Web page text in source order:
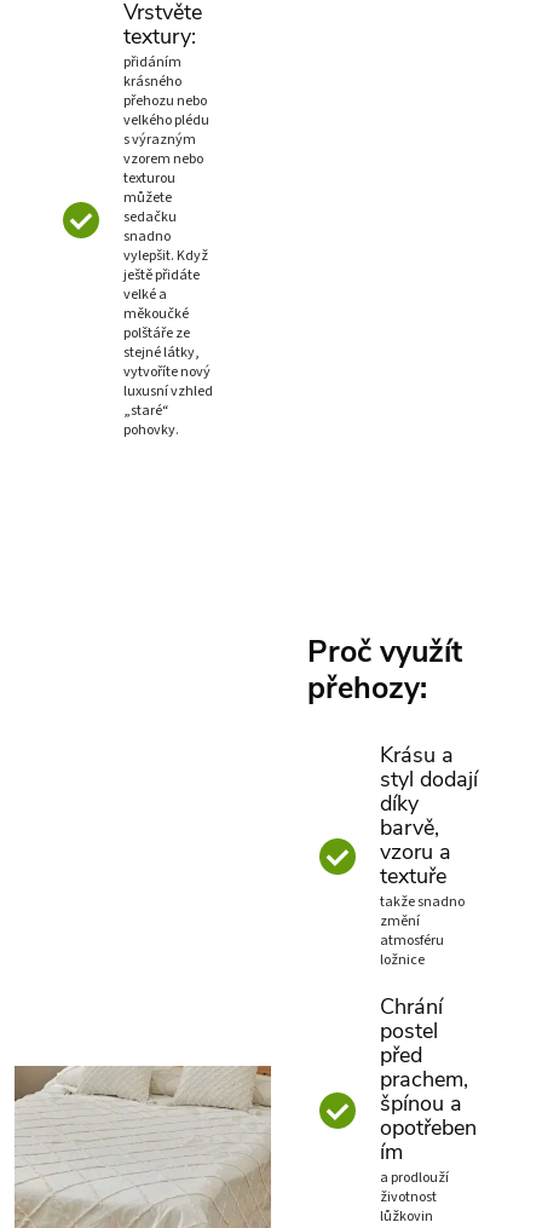
Vrstvěte
textury:
přidáním
krásného
přehozu nebo
velkého plédu
s výrazným
vzorem nebo
texturou
můžete
sedačku
snadno
vylepšit. Když
ještě přidáte
velké a
měkoučké
polštáře ze
stejné látky,
vytvoříte nový
luxusní vzhled
„staré“
pohovky.
Proč využít
přehozy:
Krásu a
styl dodají
díky
barvě,
vzoru a
textuře
takže snadno
změní
atmosféru
ložnice
Chrání
postel
před
prachem,
špínou a
opotřeben
ím
a prodlouží
životnost
lůžkovin